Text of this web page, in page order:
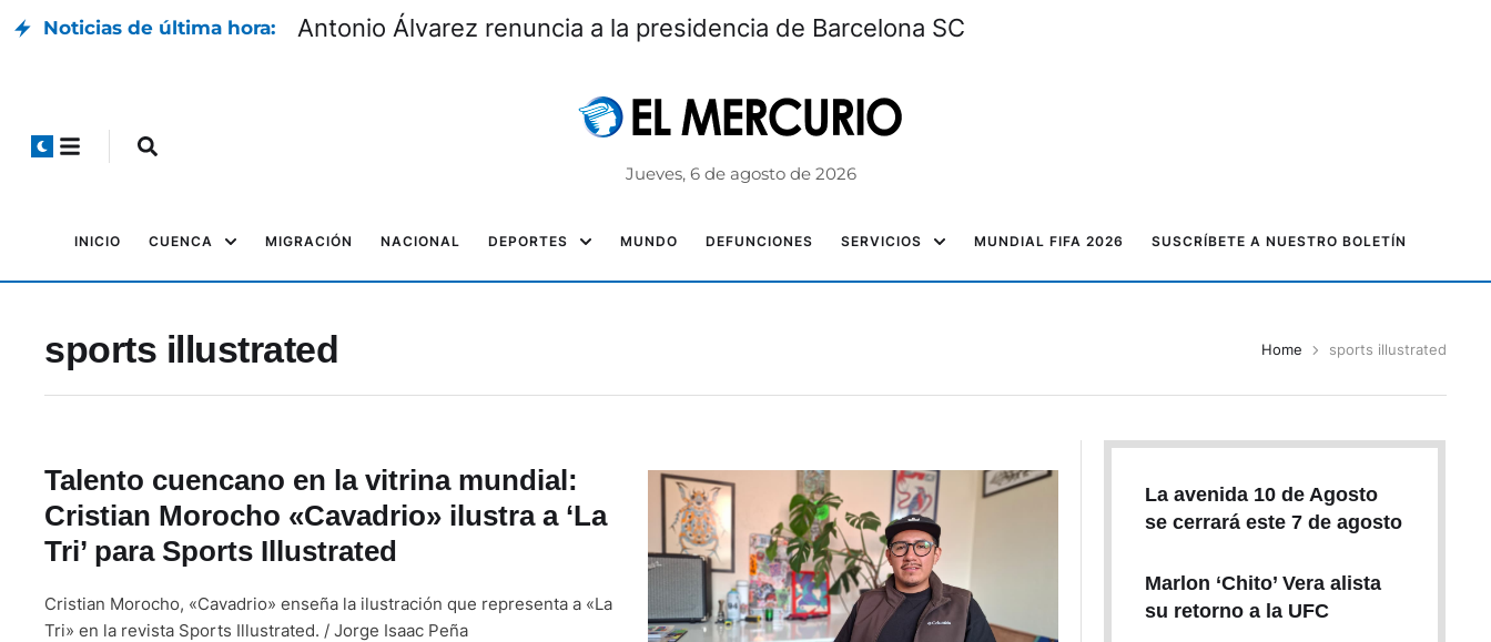
Noticias de última hora: Antonio Álvarez renuncia a la presidencia de Barcelona SC
Jueves, 6 de agosto de 2026
INICIO CUENCA MIGRACIÓN NACIONAL DEPORTES MUNDO DEFUNCIONES SERVICIOS MUNDIAL FIFA 2026 SUSCRÍBETE A NUESTRO BOLETÍN
sports illustrated Home sports illustrated
Talento cuencano en la vitrina mundial:
Cristian Morocho «Cavadrio» ilustra a ‘La
Tri’ para Sports Illustrated
Cristian Morocho, «Cavadrio» enseña la ilustración que representa a «La
Tri» en la revista Sports Illustrated. / Jorge Isaac Peña
La avenida 10 de Agosto
se cerrará este 7 de agosto
Marlon ‘Chito’ Vera alista
su retorno a la UFC